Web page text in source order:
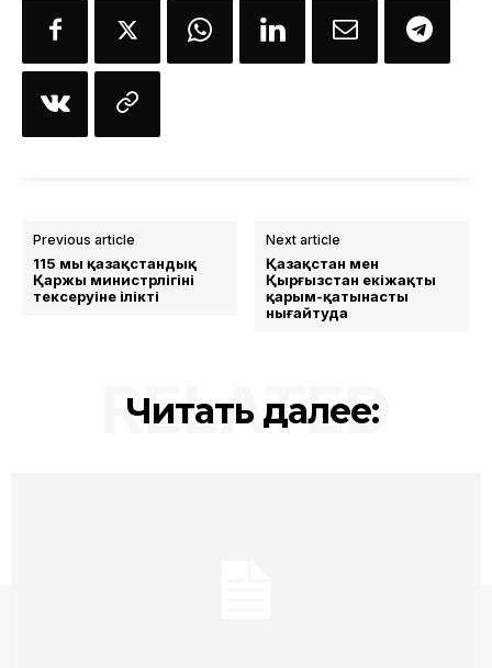
Previous article
115 мың қазақстандық
Қаржы министрлігінің
тексеруіне ілікті
Next article
Қазақстан мен
Қырғызстан екіжақты
қарым-қатынасты
нығайтуда
Читать далее:
RELATED